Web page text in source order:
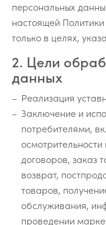
персональных
настоящей Политики
только в целях,
2. Цели
данных
Реализация
Заключение и
потребителями,
договоров, заказ
возврат,
товаров,
обслуживания,
проведении